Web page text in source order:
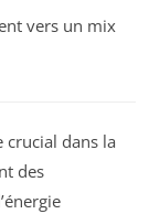
vers un mix
dans la
des